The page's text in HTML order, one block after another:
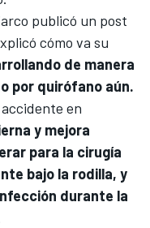
publicó un post
cómo va su
de manera
por quirófano aún.
en
y mejora
para la cirugía
bajo la rodilla, y
durante la